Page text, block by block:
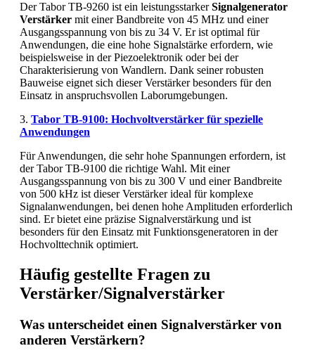
Der Tabor TB-9260 ist ein leistungsstarkerSignalgenerator
Verstärker mit einer Bandbreite von 45 MHz und einer
Ausgangsspannung von bis zu 34 V. Er ist optimal für
Anwendungen, die eine hohe Signalstärke erfordern, wie
beispielsweise in der Piezoelektronik oder bei der
Charakterisierung von Wandlern. Dank seiner robusten
Bauweise eignet sich dieser Verstärker besonders für den
Einsatz in anspruchsvollen Laborumgebungen.
3. Tabor TB-9100: Hochvoltverstärker für spezielle
Anwendungen
Für Anwendungen, die sehr hohe Spannungen erfordern, ist
der Tabor TB-9100 die richtige Wahl. Mit einer
Ausgangsspannung von bis zu 300 V und einer Bandbreite
von 500 kHz ist dieser Verstärker ideal für komplexe
Signalanwendungen, bei denen hohe Amplituden erforderlich
sind. Er bietet eine präzise Signalverstärkung und ist
besonders für den Einsatz mit Funktionsgeneratoren in der
Hochvolttechnik optimiert.
Häufig gestellte Fragen zu
Verstärker/Signalverstärker
Was unterscheidet einen Signalverstärker von
anderen Verstärkern?